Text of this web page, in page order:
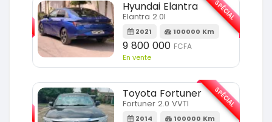
Hyundai Elantra
Elantra 2.0l
2021 100000 Km
9 800 000 FCFA
En vente
SPÉCIAL
Toyota Fortuner
Fortuner 2.0 VVTI
2014 100000 Km
SPÉCIAL